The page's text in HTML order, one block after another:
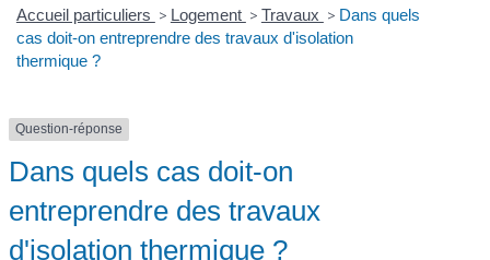
Accueil particuliers > Logement > Travaux > Dans quels
cas doit-on entreprendre des travaux d'isolation
thermique ?
Question-réponse
Dans quels cas doit-on
entreprendre des travaux
d'isolation thermique ?